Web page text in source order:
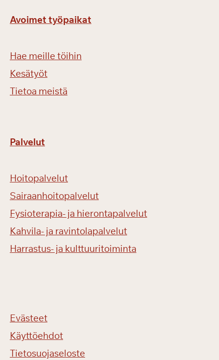
Avoimet työpaikat
Hae meille töihin
Kesätyöt
Tietoa meistä
Palvelut
Hoitopalvelut
Sairaanhoitopalvelut
Fysioterapia- ja hierontapalvelut
Kahvila- ja ravintolapalvelut
Harrastus- ja kulttuuritoiminta
Evästeet
Käyttöehdot
Tietosuojaseloste